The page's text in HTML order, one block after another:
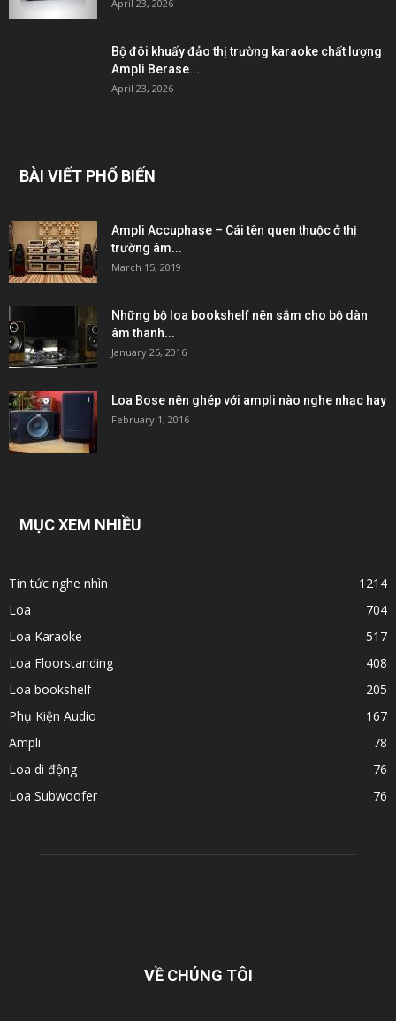
April 23, 2026
Bộ đôi khuấy đảo thị trường karaoke chất lượng
Ampli Berase...
April 23, 2026
BÀI VIẾT PHỔ BIẾN
Ampli Accuphase – Cái tên quen thuộc ở thị
trường âm...
March 15, 2019
Những bộ loa bookshelf nên sắm cho bộ dàn
âm thanh...
January 25, 2016
Loa Bose nên ghép với ampli nào nghe nhạc hay
February 1, 2016
MỤC XEM NHIỀU
Tin tức nghe nhìn
1214
Loa
704
Loa Karaoke
517
Loa Floorstanding
408
Loa bookshelf
205
Phụ Kiện Audio
167
Ampli
78
Loa di động
76
Loa Subwoofer
76
VỀ CHÚNG TÔI